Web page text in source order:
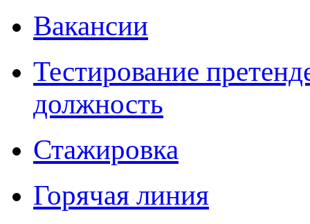
Вакансии
Тестирование
должность
Стажировка
Горячая линия